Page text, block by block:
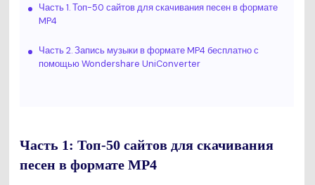
Часть 1. Топ-50 сайтов для скачивания песен в формате
MP4
Часть 2. Запись музыки в формате MP4 бесплатно с
помощью Wondershare UniConverter
Часть 1: Топ-50 сайтов для скачивания
песен в формате MP4